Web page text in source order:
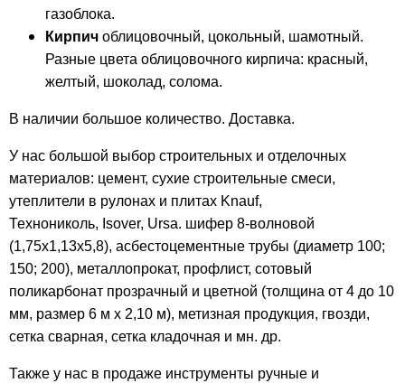
газоблока.
Кирпич облицовочный, цокольный, шамотный.
Разные цвета облицовочного кирпича: красный,
желтый, шоколад, солома.
В наличии большое количество. Доставка.
У нас большой выбор строительных и отделочных
материалов: цемент, сухие строительные смеси,
утеплители в рулонах и плитах Knauf,
Технониколь, Isover, Ursa. шифер 8-волновой
(1,75х1,13х5,8), асбестоцементные трубы (диаметр 100;
150; 200), металлопрокат, профлист, сотовый
поликарбонат прозрачный и цветной (толщина от 4 до 10
мм, размер 6 м х 2,10 м), метизная продукция, гвозди,
сетка сварная, сетка кладочная и мн. др.
Также у нас в продаже инструменты ручные и